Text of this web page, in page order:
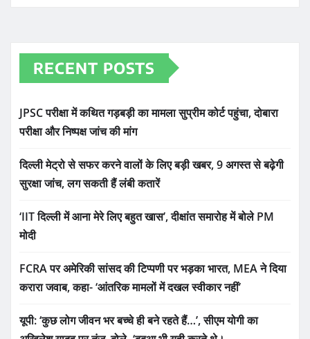
RECENT POSTS
JPSC परीक्षा में कथित गड़बड़ी का मामला सुप्रीम कोर्ट पहुंचा, दोबारा
परीक्षा और निष्पक्ष जांच की मांग
दिल्ली मेट्रो से सफर करने वालों के लिए बड़ी खबर, 9 अगस्त से बढ़ेगी
सुरक्षा जांच, लग सकती हैं लंबी कतारें
‘IIT दिल्ली में आना मेरे लिए बहुत खास’, दीक्षांत समारोह में बोले PM
मोदी
FCRA पर अमेरिकी सांसद की टिप्पणी पर भड़का भारत, MEA ने दिया
करारा जवाब, कहा- ‘आंतरिक मामलों में दखल स्वीकार नहीं’
यूपी: ‘कुछ लोग जीवन भर बच्चे ही बने रहते हैं…’, सीएम योगी का